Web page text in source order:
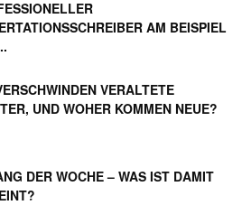
AM BEISPIEL
VERALTETE
UND WOHER KOMMEN NEUE?
DER WOCHE – WAS IST DAMIT